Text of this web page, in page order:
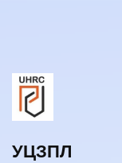
УЦЗПЛ